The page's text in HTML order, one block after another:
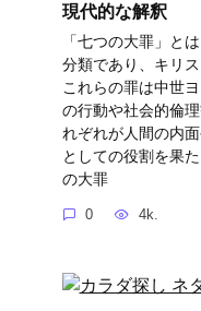
現代的な解釈
「七つの大罪」と
分類であり、キリ
これらの罪は中世
の行動や社会的倫
れぞれが人間の内
としての役割を果
の大罪
0 4k.